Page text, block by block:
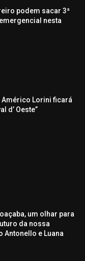
podem sacar 3ª
nesta
Lorini ficará
d’ Oeste”
um olhar para
da nossa
Antonello e Luana